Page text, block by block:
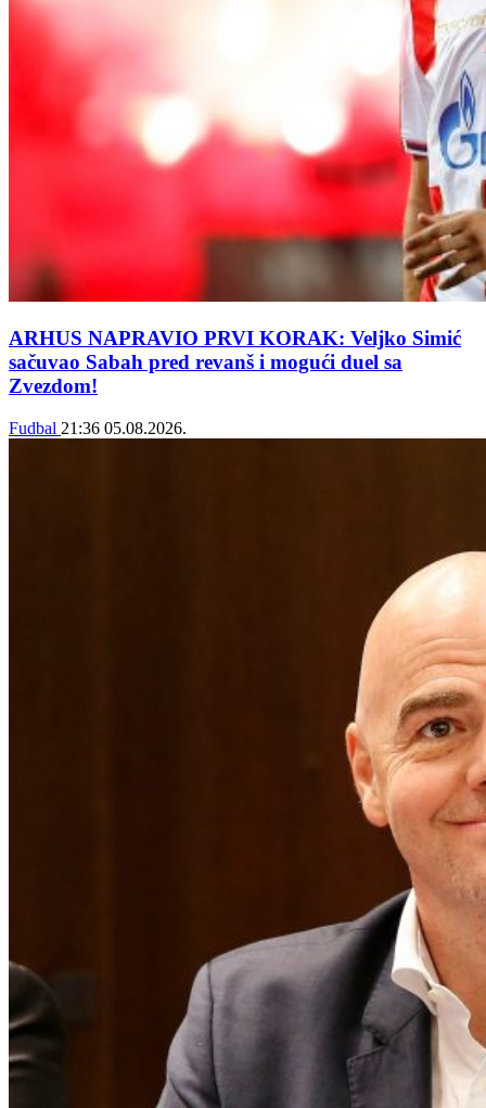
ARHUS NAPRAVIO PRVI KORAK: Veljko Simić
sačuvao Sabah pred revanš i mogući duel sa
Zvezdom!
Fudbal 21:36 05.08.2026.